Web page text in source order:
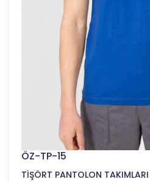
ÖZ-TP-15
TİŞÖRT PANTOLON TAKIMLARI